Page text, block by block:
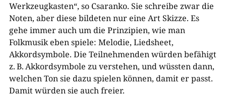
Werkzeugkasten“, so Csaranko. Sie schreibe zwar die
Noten, aber diese bildeten nur eine Art Skizze. Es
gehe immer auch um die Prinzipien, wie man
Folkmusik eben spiele: Melodie, Liedsheet,
Akkordsymbole. Die Teilnehmenden würden befähigt
z. B. Akkordsymbole zu verstehen, und wüssten dann,
welchen Ton sie dazu spielen können, damit er passt.
Damit würden sie auch freier.